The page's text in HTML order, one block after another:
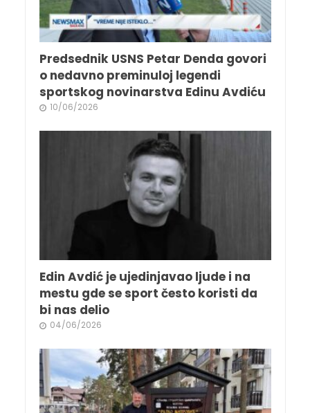
Predsednik USNS Petar Denda govori
o nedavno preminuloj legendi
sportskog novinarstva Edinu Avdiću
10/06/2026
Edin Avdić je ujedinjavao ljude i na
mestu gde se sport često koristi da
bi nas delio
04/06/2026